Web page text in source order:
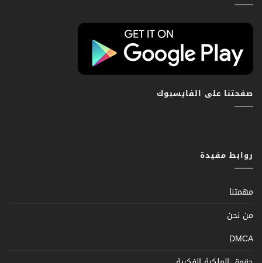
صفحتنا على الفايسبوك
روابط مفيدة
مهمتنا
من نحن
DMCA